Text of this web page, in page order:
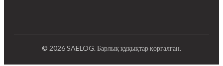
© 2026SAELOG. Барлық құқықтар қорғалған.